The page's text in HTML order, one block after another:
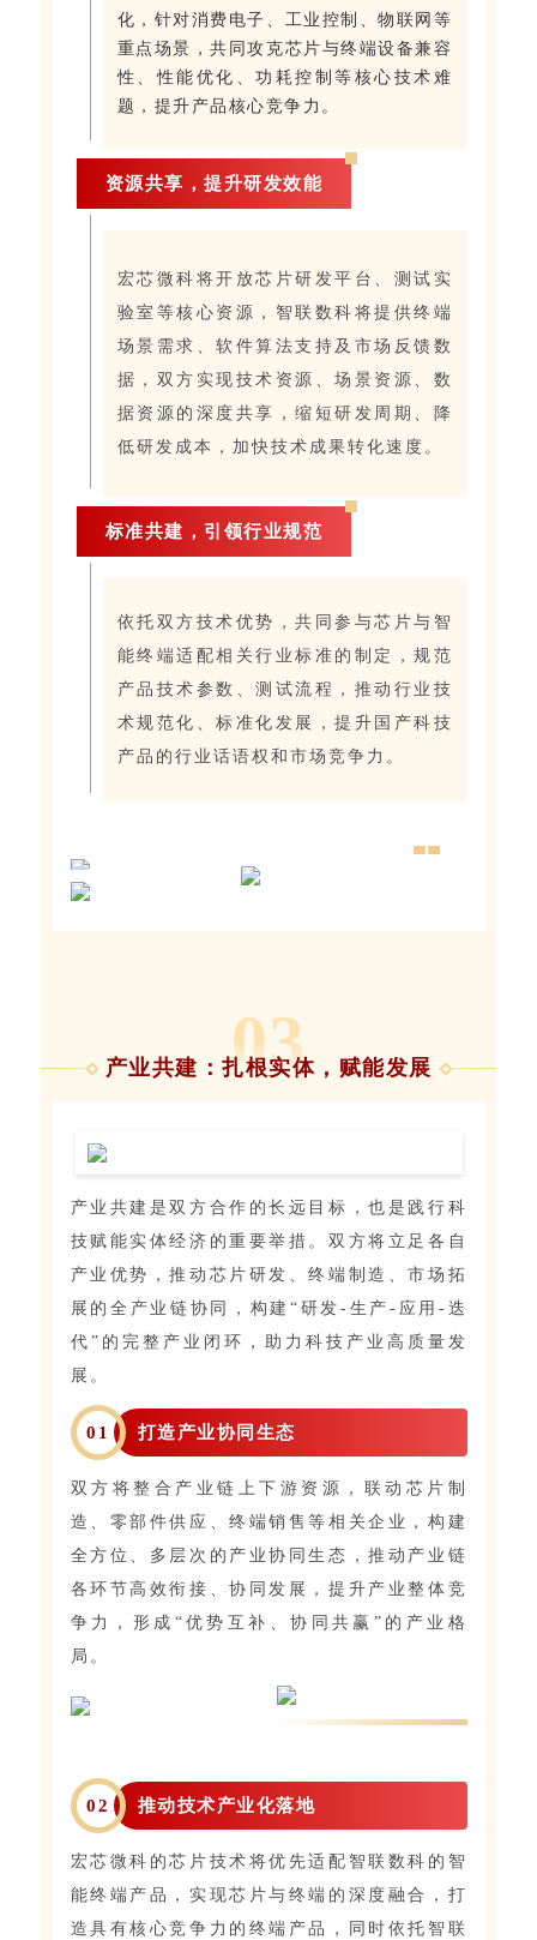
化，针对消费电子、工业控制、物联网等
重点场景，共同攻克芯片与终端设备兼容
性、性能优化、功耗控制等核心技术难
题，提升产品核心竞争力。
资源共享，提升研发效能
宏芯微科将开放芯片研发平台、测试实
验室等核心资源，智联数科将提供终端
场景需求、软件算法支持及市场反馈数
据，双方实现技术资源、场景资源、数
据资源的深度共享，缩短研发周期、降
低研发成本，加快技术成果转化速度。
标准共建，引领行业规范
依托双方技术优势，共同参与芯片与智
能终端适配相关行业标准的制定，规范
产品技术参数、测试流程，推动行业技
术规范化、标准化发展，提升国产科技
产品的行业话语权和市场竞争力。
03
产业共建：扎根实体，赋能发展
产业共建是双方合作的长远目标，也是践行科
技赋能实体经济的重要举措。双方将立足各自
产业优势，推动芯片研发、终端制造、市场拓
展的全产业链协同，构建“研发-生产-应用-迭
代”的完整产业闭环，助力科技产业高质量发
展。
0 1 打造产业协同生态
双方将整合产业链上下游资源，联动芯片制
造、零部件供应、终端销售等相关企业，构建
全方位、多层次的产业协同生态，推动产业链
各环节高效衔接、协同发展，提升产业整体竞
争力，形成“优势互补、协同共赢”的产业格
局。
02 推动技术产业化落地
宏芯微科的芯片技术将优先适配智联数科的智
能终端产品，实现芯片与终端的深度融合，打
造具有核心竞争力的终端产品，同时依托智联